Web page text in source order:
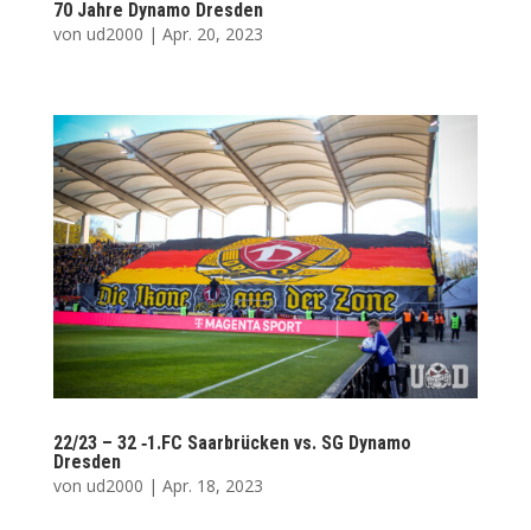
70 Jah­re Dyna­mo Dresden
von ud2000 | Apr. 20, 2023
22/23 – 32 ‑1.FC Saar­brü­cken vs. SG Dyna­mo
Dresden
von ud2000 | Apr. 18, 2023